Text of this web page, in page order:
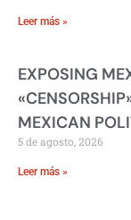
Leer más »
EXPOSING
MEXICAN
5 de agosto, 2026
Leer más »